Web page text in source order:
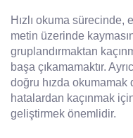
Hızlı okuma sürecinde,
metin üzerinde
gruplandırmaktan
başa çıkamamaktır.
doğru hızda okumamak
hatalardan kaçınmak
geliştirmek önemlidir.